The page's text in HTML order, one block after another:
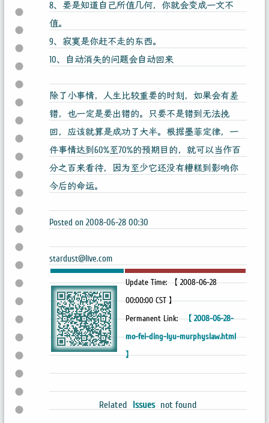
8、要是知道自己所值几何，你就会变成一文不
值。
9、寂寞是你赶不走的东西。
10、自动消失的问题会自动回来
除了小事情，人生比较重要的时刻，如果会有差
错，也一定是要出错的。只要不是错到无法挽
回，应该就算是成功了大半。根据墨菲定律，一
件事情达到60%至70%的预期目的，就可以当作百
分之百来看待，因为至少它还没有糟糕到影响你
今后的命运。
Posted on 2008-06-28 00:30
stardust@live.com
Update Time: 【 2008-06-28
00:00:00 CST 】
Permanent Link: 【 2008-06-28-
mo-fei-ding-lyu-murphyslaw.html
】
Related Issues not found